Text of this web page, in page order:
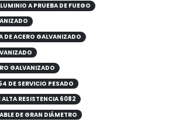
A PRUEBA DE FUEGO
DE ACERO GALVANIZADO
GALVANIZADO
DE SERVICIO PESADO
RESISTENCIA 6082
DE GRAN DIÁMETRO